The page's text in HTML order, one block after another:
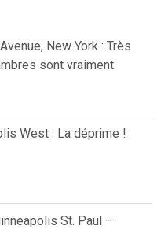
New York : Très
sont vraiment
West : La déprime !
St. Paul –